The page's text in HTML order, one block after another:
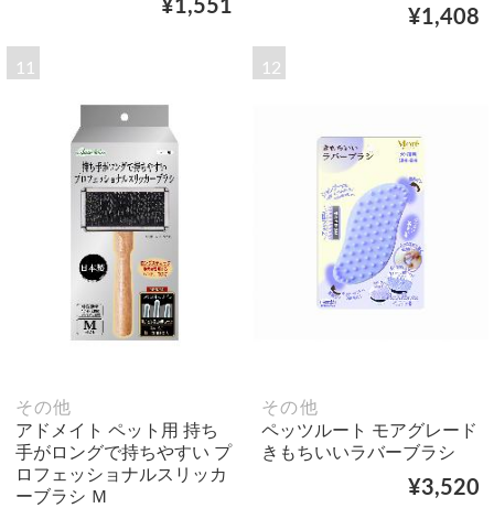
¥1,551 ¥1,408
11
その他
アドメイト ペット用 持ち
手がロングで持ちやすい プ
ロフェッショナルスリッカ
ーブラシ Ｍ
12
その他
ペッツルート モアグレード
きもちいいラバーブラシ
¥3,520